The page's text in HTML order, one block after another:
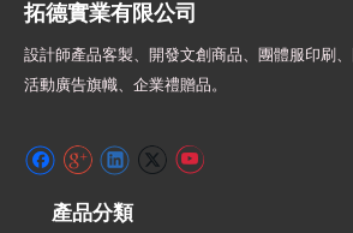
拓德實業有限公司
設計師產品客製、開發文創商品、團體服印刷、
活動廣告旗幟、 企業禮贈品。
產品分類